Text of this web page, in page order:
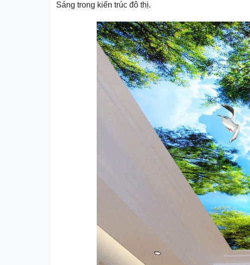
Sáng trong kiến trúc đô thị.